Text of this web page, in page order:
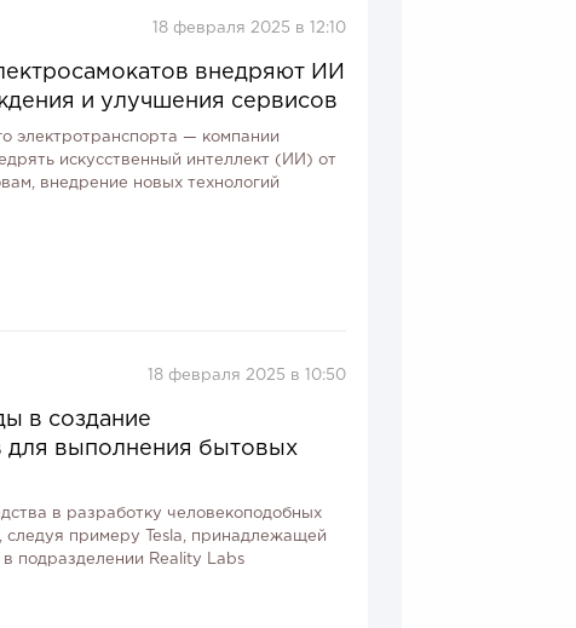
18 февраля 2025 в 12:10
внедряют ИИ
и улучшения сервисов
электротранспорта — компании
искусственный интеллект (ИИ) от
внедрение новых технологий
18 февраля 2025 в 10:50
в создание
для выполнения бытовых
в разработку человекоподобных
следуя примеру Tesla, принадлежащей
подразделении Reality Labs